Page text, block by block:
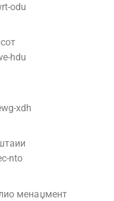
odu
hdu
xdh
nto
менаџмент